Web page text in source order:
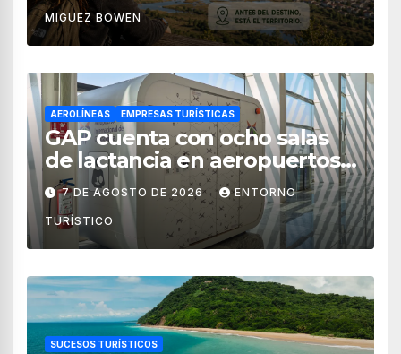
MIGUEZ BOWEN
AEROLÍNEAS EMPRESAS TURÍSTICAS
GAP cuenta con ocho salas
de lactancia en aeropuertos
de México
7 DE AGOSTO DE 2026 ENTORNO
TURÍSTICO
SUCESOS TURÍSTICOS